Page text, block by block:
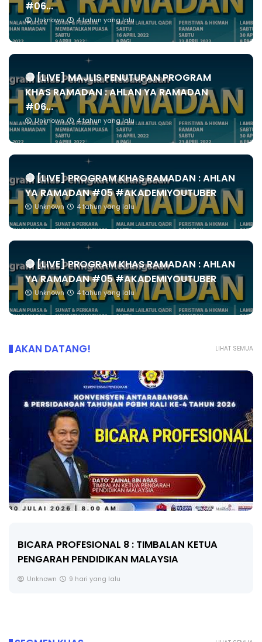
#06...
Unknown 4 tahun yang lalu
🔴 [LIVE] MAJLIS PENUTUPAN PROGRAM
KHAS RAMADAN : AHLAN YA RAMADAN
#06...
Unknown 4 tahun yang lalu
🔴 [LIVE] PROGRAM KHAS RAMADAN : AHLAN
YA RAMADAN #05 #AKADEMIYOUTUBER
Unknown 4 tahun yang lalu
🔴 [LIVE] PROGRAM KHAS RAMADAN : AHLAN
YA RAMADAN #05 #AKADEMIYOUTUBER
Unknown 4 tahun yang lalu
LIHAT SEMUA
AKAN DATANG!
BICARA KORPORAT 3 : PROGRAM MAKANAN
SELAMAT DAN BERKUALITI (AMALAN PER...
Unknown 9 hari yang lalu